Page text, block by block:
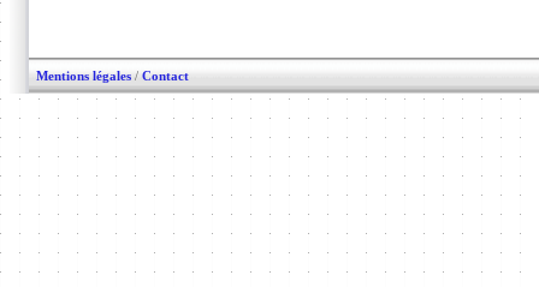
Mentions légales / Contact